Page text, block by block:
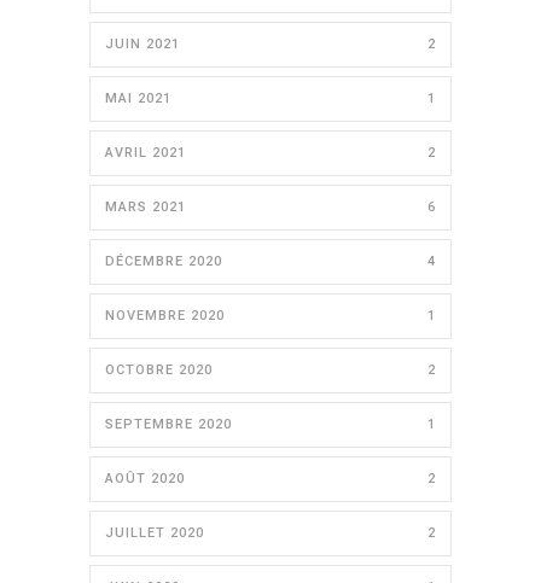
JUIN 2021 2
MAI 2021 1
AVRIL 2021 2
MARS 2021 6
DÉCEMBRE 2020 4
NOVEMBRE 2020 1
OCTOBRE 2020 2
SEPTEMBRE 2020 1
AOÛT 2020 2
JUILLET 2020 2